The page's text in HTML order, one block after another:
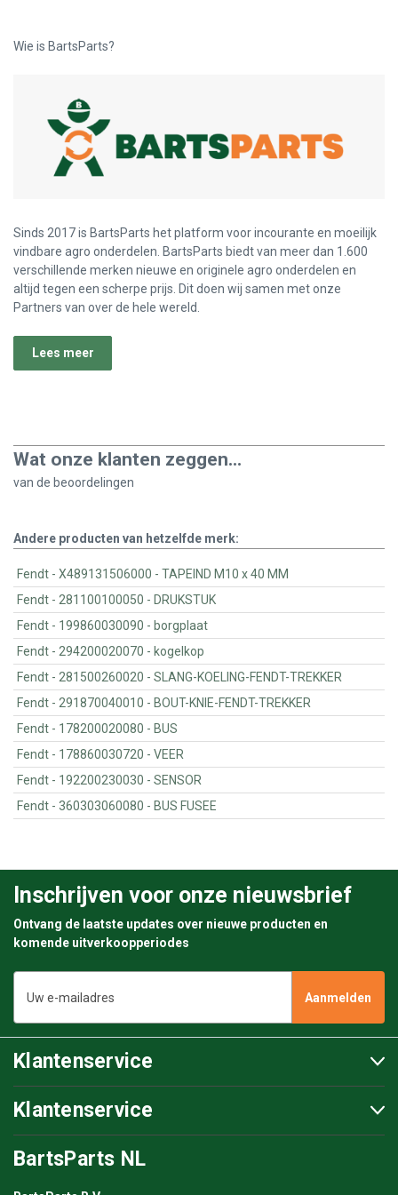
Wie is BartsParts?
Sinds 2017 is BartsParts het platform voor incourante en moeilijk
vindbare agro onderdelen. BartsParts biedt van meer dan 1.600
verschillende merken nieuwe en originele agro onderdelen en
altijd tegen een scherpe prijs. Dit doen wij samen met onze
Partners van over de hele wereld.
Lees meer
Wat onze klanten zeggen...
van de beoordelingen
Andere producten van hetzelfde merk:
Fendt - X489131506000 - TAPEIND M10 x 40 MM
Fendt - 281100100050 - DRUKSTUK
Fendt - 199860030090 - borgplaat
Fendt - 294200020070 - kogelkop
Fendt - 281500260020 - SLANG-KOELING-FENDT-TREKKER
Fendt - 291870040010 - BOUT-KNIE-FENDT-TREKKER
Fendt - 178200020080 - BUS
Fendt - 178860030720 - VEER
Fendt - 192200230030 - SENSOR
Fendt - 360303060080 - BUS FUSEE
Inschrijven voor onze nieuwsbrief
Ontvang de laatste updates over nieuwe producten en
komende uitverkoopperiodes
mailadres
Klantenservice
Klantenservice
BartsParts NL